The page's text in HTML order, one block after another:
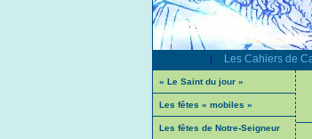
| Les Cahiers de
« Le Saint du jour »
Les fêtes « mobiles »
Les fêtes de Notre-Seigneur